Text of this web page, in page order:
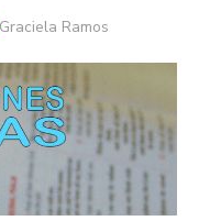
Author
Graciela Ramos